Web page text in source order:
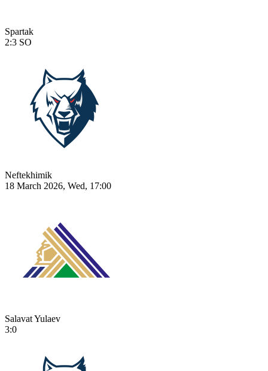
Spartak
2:3 SO
Neftekhimik
18 March 2026, Wed, 17:00
Salavat Yulaev
3:0